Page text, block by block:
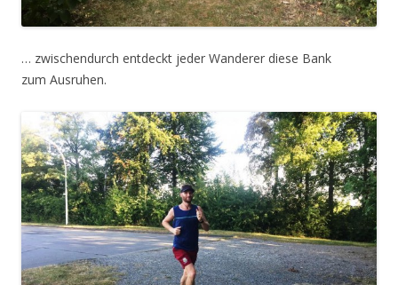
… zwischendurch entdeckt jeder Wanderer diese Bank
zum Ausruhen.